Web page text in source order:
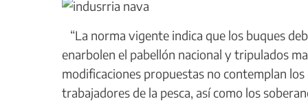
“La norma vigente indica que los buques
enarbolen el pabellón nacional y tripulados
modificaciones propuestas no contemplan
trabajadores de la pesca, así como los